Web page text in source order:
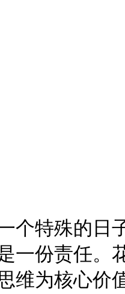
个特殊的日
一份责任。
维为核心价